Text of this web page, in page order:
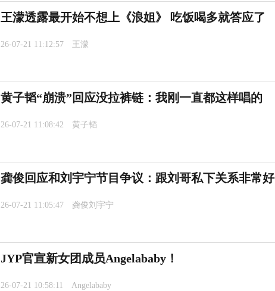
王濛透露最开始不想上《浪姐》 吃饭喝多就答应了
26-07-21 11:12:57 王濛
黄子韬“崩溃”回应没拉裤链：我刚一直都这样唱的
26-07-21 11:08:42 黄子韬
龚俊回应和刘宇宁节目争议：跟刘哥私下关系非常好
26-07-21 11:05:47 龚俊刘宇宁
JYP官宣新女团成员Angelababy！
26-07-21 10:58:11 Angelababy